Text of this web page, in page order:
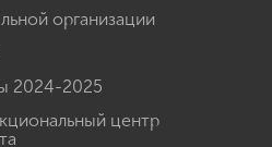
организации
2024-2025
центр